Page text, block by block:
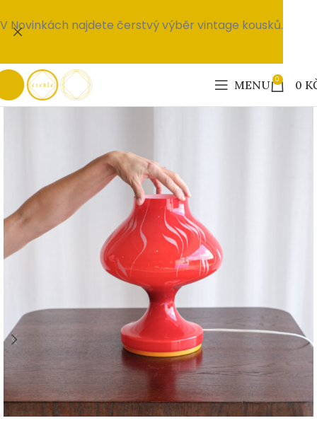
MENU 0 0
V Novinkách najdete čerstvý výběr vintage kousků.